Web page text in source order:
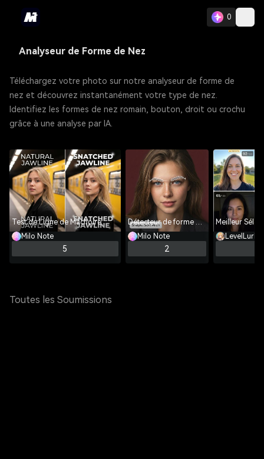
0
Analyseur de Forme de Nez
Téléchargez votre photo sur notre analyseur de forme de
nez et découvrez instantanément votre type de nez.
Identifiez les formes de nez romain, bouton, droit ou crochu
grâce à une analyse par IA.
Test de Ligne de Mâchoire
Milo Note
5
Détecteur de forme des sourcils
Milo Note
2
LevelLurker
Toutes les Soumissions